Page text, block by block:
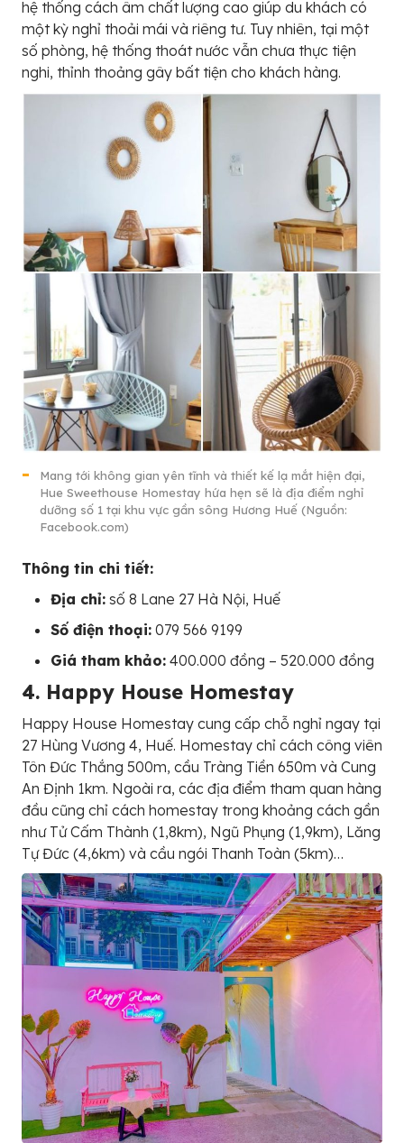
hệ thống cách âm chất lượng cao giúp du khách có
một kỳ nghỉ thoải mái và riêng tư. Tuy nhiên, tại một
số phòng, hệ thống thoát nước vẫn chưa thực tiện
nghi, thỉnh thoảng gây bất tiện cho khách hàng.
Mang tới không gian yên tĩnh và thiết kế lạ mắt hiện đại,
Hue Sweethouse Homestay hứa hẹn sẽ là địa điểm nghỉ
dưỡng số 1 tại khu vực gần sông Hương Huế (Nguồn:
Facebook.com)
Thông tin chi tiết:
Địa chỉ: số 8 Lane 27 Hà Nội, Huế
Số điện thoại: 079 566 9199
Giá tham khảo: 400.000 đồng – 520.000 đồng
4. Happy House Homestay
Happy House Homestay cung cấp chỗ nghỉ ngay tại
27 Hùng Vương 4, Huế. Homestay chỉ cách công viên
Tôn Đức Thắng 500m, cầu Tràng Tiền 650m và Cung
An Định 1km. Ngoài ra, các địa điểm tham quan hàng
đầu cũng chỉ cách homestay trong khoảng cách gần
như Tử Cấm Thành (1,8km), Ngũ Phụng (1,9km), Lăng
Tự Đức (4,6km) và cầu ngói Thanh Toàn (5km)…